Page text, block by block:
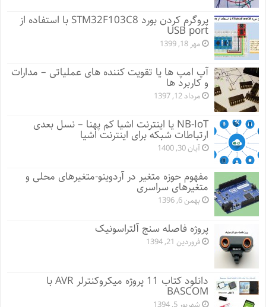
پروگرم کردن بورد STM32F103C8 با استفاده از
USB port
مهر 18, 1399
آپ امپ ها یا تقویت کننده های عملیاتی – مدارات
و کاربرد ها
مرداد 12, 1397
NB-IoT یا اینترنت اشیا کم پهنا – نسل بعدی
ارتباطات شبکه برای اینترنت اشیا
آبان 30, 1400
مفهوم حوزه متغیر در آردوینو-متغیرهای محلی و
متغیرهای سراسری
بهمن 6, 1396
پروژه فاصله سنج آلتراسونیک
فروردین 21, 1394
دانلود کتاب 11 پروژه میکروکنترلر AVR با
BASCOM